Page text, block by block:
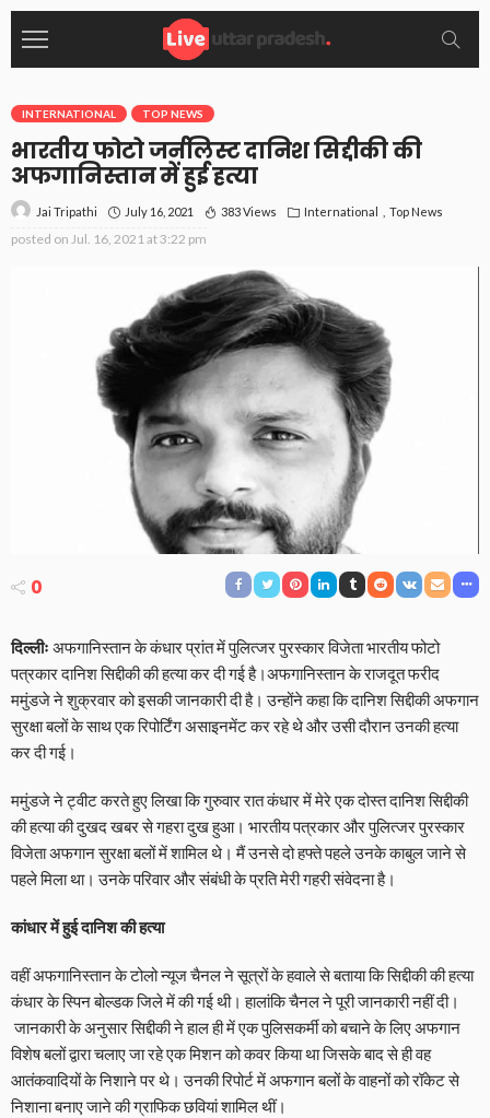
INTERNATIONAL TOP NEWS
भारतीय फोटो जर्नलिस्ट दानिश सिद्दीकी की
अफगानिस्तान में हुई हत्या
Jai Tripathi July 16, 2021 383 Views International Top News
posted on Jul. 16, 2021 at 3:22 pm
0
दिल्लीः अफगानिस्तान के कंधार प्रांत में पुलित्जर पुरस्कार विजेता भारतीय फोटो
पत्रकार दानिश सिद्दीकी की हत्या कर दी गई है।अफगानिस्तान के राजदूत फरीद
ममुंडजे ने शुक्रवार को इसकी जानकारी दी है। उन्होंने कहा कि दानिश सिद्दीकी अफगान
सुरक्षा बलों के साथ एक रिपोर्टिंग असाइनमेंट कर रहे थे और उसी दौरान उनकी हत्या
कर दी गई।
ममुंडजे ने ट्वीट करते हुए लिखा कि गुरुवार रात कंधार में मेरे एक दोस्त दानिश सिद्दीकी
की हत्या की दुखद खबर से गहरा दुख हुआ। भारतीय पत्रकार और पुलित्जर पुरस्कार
विजेता अफगान सुरक्षा बलों में शामिल थे। मैं उनसे दो हफ्ते पहले उनके काबुल जाने से
पहले मिला था। उनके परिवार और संबंधी के प्रति मेरी गहरी संवेदना है।
कांधार में हुई दानिश की हत्या
वहीं अफगानिस्तान के टोलो न्यूज चैनल ने सूत्रों के हवाले से बताया कि सिद्दीकी की हत्या
कंधार के स्पिन बोल्डक जिले में की गई थी। हालांकि चैनल ने पूरी जानकारी नहीं दी।
जानकारी के अनुसार सिद्दीकी ने हाल ही में एक पुलिसकर्मी को बचाने के लिए अफगान
विशेष बलों द्वारा चलाए जा रहे एक मिशन को कवर किया था जिसके बाद से ही वह
आतंकवादियों के निशाने पर थे। उनकी रिपोर्ट में अफगान बलों के वाहनों को रॉकेट से
निशाना बनाए जाने की ग्राफिक छवियां शामिल थीं।